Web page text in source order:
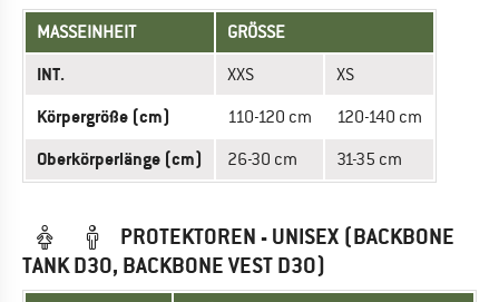
MASSEINHEIT GRÖSSE
INT. XXS XS
Körpergröße (cm) 110-120 cm 120-140 cm
Oberkörperlänge (cm) 26-30 cm 31-35 cm
PROTEKTOREN - UNISEX (BACKBONE
TANK D3O, BACKBONE VEST D3O)